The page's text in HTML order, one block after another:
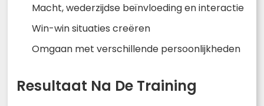
Macht, wederzijdse beïnvloeding en interactie
Win-win situaties creëren
Omgaan met verschillende persoonlijkheden
Resultaat Na De Training